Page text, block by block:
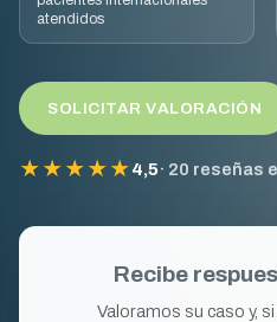
atendidos
SOLICITAR VALORACIÓN
★★★★★4,5· 20 reseñas
Recibe
Valoramos su caso y,